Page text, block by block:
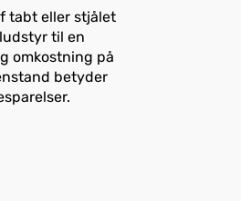
tabt eller stjålet
til en
omkostning på
betyder